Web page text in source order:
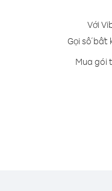
Với
Gọi số bất
Mua gói